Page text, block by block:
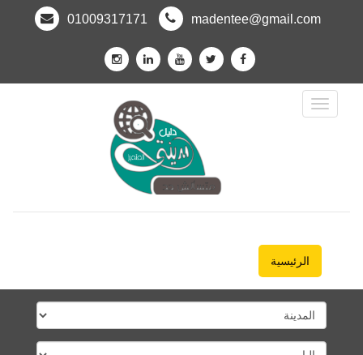
madentee@gmail.com
01009317171
Toggle
Navigation
الرئيسية